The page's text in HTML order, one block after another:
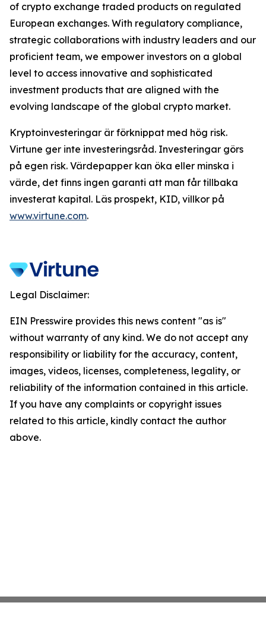
of crypto exchange traded products on regulated
European exchanges. With regulatory compliance,
strategic collaborations with industry leaders and our
proficient team, we empower investors on a global
level to access innovative and sophisticated
investment products that are aligned with the
evolving landscape of the global crypto market.
Kryptoinvesteringar är förknippat med hög risk.
Virtune ger inte investeringsråd. Investeringar görs
på egen risk. Värdepapper kan öka eller minska i
värde, det finns ingen garanti att man får tillbaka
investerat kapital. Läs prospekt, KID, villkor på
www.virtune.com.
Legal Disclaimer:
EIN Presswire provides this news content "as is"
without warranty of any kind. We do not accept any
responsibility or liability for the accuracy, content,
images, videos, licenses, completeness, legality, or
reliability of the information contained in this article.
If you have any complaints or copyright issues
related to this article, kindly contact the author
above.